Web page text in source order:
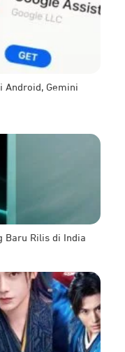
Android, Gemini
Baru Rilis di India